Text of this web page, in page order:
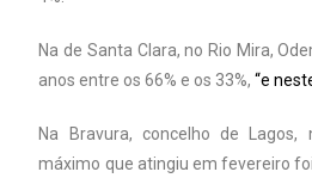
Na de Santa Clara, no Rio Mira,
anos entre os 66% e os 33%,“e
Na Bravura, concelho de
máximo que atingiu em fevereiro